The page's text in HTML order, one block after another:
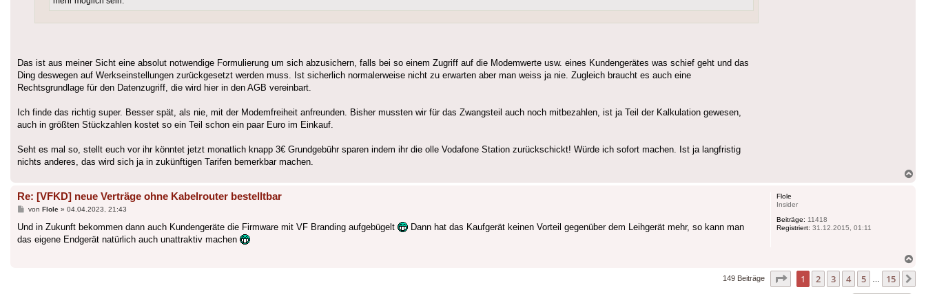
Das ist aus meiner Sicht eine absolut notwendige Formulierung um sich abzusichern, falls bei so einem Zugriff auf die Modemwerte usw. eines Kundengerätes was schief geht und das
Ding deswegen auf Werkseinstellungen zurückgesetzt werden muss. Ist sicherlich normalerweise nicht zu erwarten aber man weiss ja nie. Zugleich braucht es auch eine
Rechtsgrundlage für den Datenzugriff, die wird hier in den AGB vereinbart.
Ich finde das richtig super. Besser spät, als nie, mit der Modemfreiheit anfreunden. Bisher mussten wir für das Zwangsteil auch noch mitbezahlen, ist ja Teil der Kalkulation gewesen,
auch in größten Stückzahlen kostet so ein Teil schon ein paar Euro im Einkauf.
Seht es mal so, stellt euch vor ihr könntet jetzt monatlich knapp 3€ Grundgebühr sparen indem ihr die olle Vodafone Station zurückschickt! Würde ich sofort machen. Ist ja langfristig
nichts anderes, das wird sich ja in zukünftigen Tarifen bemerkbar machen.
Flole
Insider
Beiträge: 11418
Registriert: 31.12.2015, 01:11
Re: [VFKD] neue Verträge ohne Kabelrouter bestelltbar
Beitrag
von Flole» 04.04.2023, 21:43
Und in Zukunft bekommen dann auch Kundengeräte die Firmware mit VF Branding aufgebügelt
Dann hat das Kaufgerät keinen Vorteil gegenüber dem Leihgerät mehr, so kann man
das eigene Endgerät natürlich auch unattraktiv machen
149 Beiträge Seite von15
1 2 3 4 5 15